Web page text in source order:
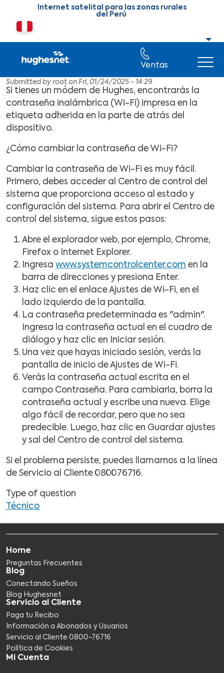
Skip to main content
Internet satelital para las zonas rurales
del Perú
Cambiar país o región
Ventas
Submitted by root on Fri, 01/24/2025 - 14:29
Si tienes un módem de Hughes, encontrarás la
contraseña inalámbrica (Wi-Fi) impresa en la
etiqueta adherida en la parte de atrás del
dispositivo.
¿Cómo cambiar la contraseña de Wi-Fi? ​
Cambiar la contraseña de Wi-Fi es muy fácil.
Primero, debes acceder al Centro de control del
sistema que proporciona acceso al estado y
configuración del sistema. Para abrir el Centro de
control del sistema, sigue estos pasos:
Abre el explorador web, por ejemplo, Chrome,
Firefox o Internet Explorer.
Ingresa www.systemcontrolcenter.com en la
barra de direcciones y presiona Enter.
Haz clic en el enlace Ajustes de Wi-Fi, en el
lado izquierdo de la pantalla.
La contraseña predeterminada es "admin".
Ingresa la contraseña actual en el cuadro de
diálogo y haz clic en Iniciar sesión.
Una vez que hayas iniciado sesión, verás la
pantalla de inicio de Ajustes de Wi-Fi.
Verás la contraseña actual escrita en el
campo Contraseña. Para cambiarla, borra la
contraseña actual y escribe una nueva. Elige
algo fácil de recordar, pero que no sea
predecible. Luego, haz clic en Guardar ajustes
y sal del Centro de control del sistema.
Si el problema persiste, puedes llamarnos a la línea
de Servicio al Cliente 080076716.
Type of question
Técnico
Home
Preguntas Frecuentes
Blog
Conectando Sueños
Blog Hughesnet
Servicio al Cliente
Paga tu Recibo
Información a Abonados y Usuarios
Servicio al Cliente 0800-76716​
Política de Cookies
Mi Cuenta